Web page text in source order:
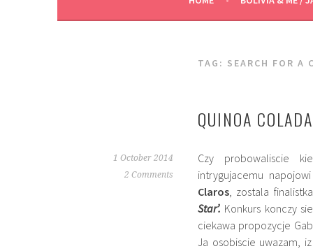
TAG: SEARCH FOR A
QUINOA
1 October 2014
2 Comments
Czy probowaliscie
intrygujacemu
Claros, zostala
Star’. Konkurs konczy
ciekawa propozycje
Ja osobiscie uwazam,